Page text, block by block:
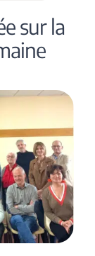
sur la